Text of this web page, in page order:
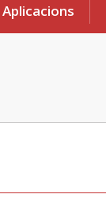
Aplicacions